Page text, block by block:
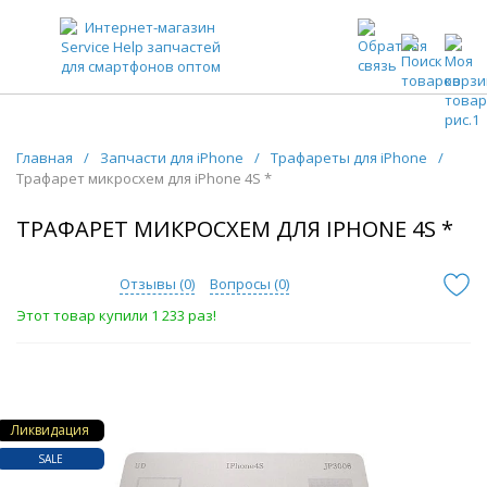
ЗАПЧАСТИ ДЛЯ ТЕЛЕФОНОВ ОПТОМ
Главная / Запчасти для iPhone / Трафареты для iPhone
/
Трафарет микросхем для iPhone 4S *
ТРАФАРЕТ МИКРОСХЕМ ДЛЯ IPHONE 4S *
Отзывы (0) Вопросы (0)
Этот товар купили 1 233 раз!
Ликвидация
SALE